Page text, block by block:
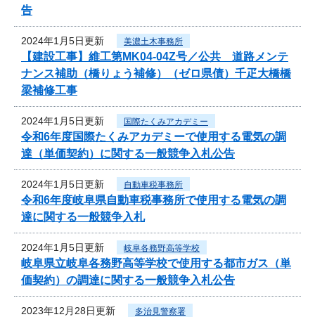
告
2024年1月5日更新 美濃土木事務所
【建設工事】維工第MK04-04Z号／公共 道路メンテ
ナンス補助（橋りょう補修）（ゼロ県債）千疋大橋橋
梁補修工事
2024年1月5日更新 国際たくみアカデミー
令和6年度国際たくみアカデミーで使用する電気の調
達（単価契約）に関する一般競争入札公告
2024年1月5日更新 自動車税事務所
令和6年度岐阜県自動車税事務所で使用する電気の調
達に関する一般競争入札
2024年1月5日更新 岐阜各務野高等学校
岐阜県立岐阜各務野高等学校で使用する都市ガス（単
価契約）の調達に関する一般競争入札公告
2023年12月28日更新 多治見警察署